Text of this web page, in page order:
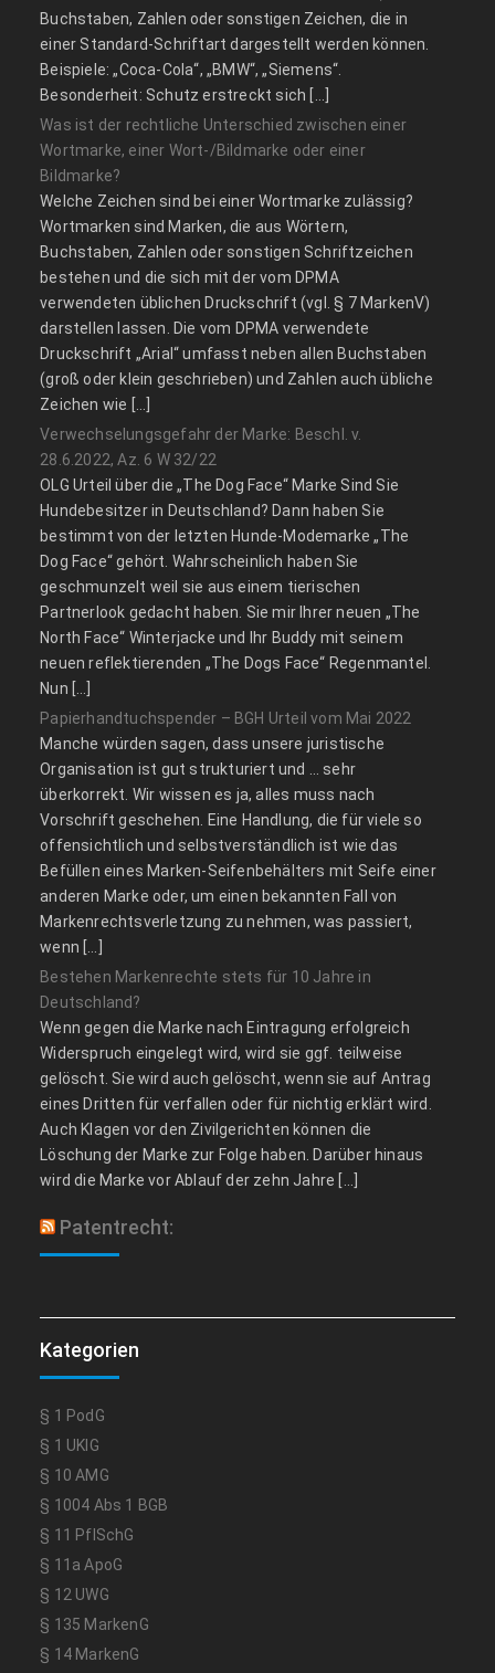
Buchstaben, Zahlen oder sonstigen Zeichen, die in
einer Standard-Schriftart dargestellt werden können.
Beispiele: „Coca-Cola“, „BMW“, „Siemens“.
Besonderheit: Schutz erstreckt sich […]
Was ist der rechtliche Unterschied zwischen einer
Wortmarke, einer Wort-/Bildmarke oder einer
Bildmarke?
Welche Zeichen sind bei einer Wortmarke zulässig?
Wortmarken sind Marken, die aus Wörtern,
Buchstaben, Zahlen oder sonstigen Schriftzeichen
bestehen und die sich mit der vom DPMA
verwendeten üblichen Druckschrift (vgl. § 7 MarkenV)
darstellen lassen. Die vom DPMA verwendete
Druckschrift „Arial“ umfasst neben allen Buchstaben
(groß oder klein geschrieben) und Zahlen auch übliche
Zeichen wie […]
Verwechselungsgefahr der Marke: Beschl. v.
28.6.2022, Az. 6 W 32/22
OLG Urteil über die „The Dog Face“ Marke Sind Sie
Hundebesitzer in Deutschland? Dann haben Sie
bestimmt von der letzten Hunde-Modemarke „The
Dog Face“ gehört. Wahrscheinlich haben Sie
geschmunzelt weil sie aus einem tierischen
Partnerlook gedacht haben. Sie mir Ihrer neuen „The
North Face“ Winterjacke und Ihr Buddy mit seinem
neuen reflektierenden „The Dogs Face“ Regenmantel.
Nun […]
Papierhandtuchspender – BGH Urteil vom Mai 2022
Manche würden sagen, dass unsere juristische
Organisation ist gut strukturiert und … sehr
überkorrekt. Wir wissen es ja, alles muss nach
Vorschrift geschehen. Eine Handlung, die für viele so
offensichtlich und selbstverständlich ist wie das
Befüllen eines Marken-Seifenbehälters mit Seife einer
anderen Marke oder, um einen bekannten Fall von
Markenrechtsverletzung zu nehmen, was passiert,
wenn […]
Bestehen Markenrechte stets für 10 Jahre in
Deutschland?
Wenn gegen die Marke nach Eintragung erfolgreich
Widerspruch eingelegt wird, wird sie ggf. teilweise
gelöscht. Sie wird auch gelöscht, wenn sie auf Antrag
eines Dritten für verfallen oder für nichtig erklärt wird.
Auch Klagen vor den Zivilgerichten können die
Löschung der Marke zur Folge haben. Darüber hinaus
wird die Marke vor Ablauf der zehn Jahre […]
Patentrecht:
Kategorien
§ 1 PodG
§ 1 UKlG
§ 10 AMG
§ 1004 Abs 1 BGB
§ 11 PflSchG
§ 11a ApoG
§ 12 UWG
§ 135 MarkenG
§ 14 MarkenG